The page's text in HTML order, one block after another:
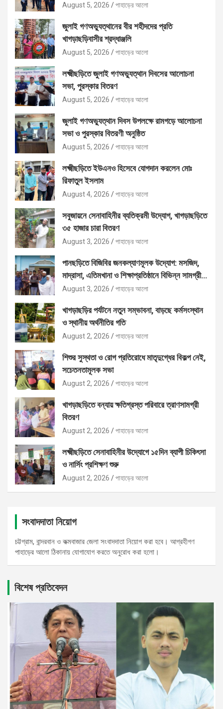
August 5, 2026 পাহাড়ের আলো
জুলাই গণঅভ্যুত্থানের বীর শহীদদের প্রতি
খাগড়াছড়িবাসীর শ্রদ্ধাঞ্জলি
August 5, 2026 পাহাড়ের আলো
লক্ষ্মীছড়িতে জুলাই গণঅভ্যুত্থান দিবসের আলোচনা
সভা, পুরস্কার বিতরণ
August 5, 2026 পাহাড়ের আলো
জুলাই গণঅভ্যুত্থান দিবস উপলক্ষে রামগড়ে আলোচনা
সভা ও পুরস্কার বিতরণী অনুষ্ঠিত
August 5, 2026 পাহাড়ের আলো
লক্ষ্মীছড়িতে ইউএনও হিসেবে যোগদান করলেন মোঃ
রিফাতুল ইসলাম
August 4, 2026 পাহাড়ের আলো
সবুজায়নে সেনাবাহিনীর ব্যতিক্রমী উদ্যোগ, খাগড়াছড়িতে
৩৫ হাজার চারা বিতরণ
August 3, 2026 পাহাড়ের আলো
পানছড়িতে বিজিবির জনকল্যাণমূলক উদ্যোগ: মসজিদ,
মাদ্রাসা, এতিমখানা ও শিক্ষাপ্রতিষ্ঠানে বিভিন্ন সামগ্রী
বিতরণ
August 3, 2026 পাহাড়ের আলো
খাগড়াছড়ির পর্যটনে নতুন সম্ভাবনা, বাড়ছে কর্মসংস্থান
ও স্থানীয় অর্থনীতির গতি
August 2, 2026 পাহাড়ের আলো
শিশুর সুস্থতা ও রোগ প্রতিরোধে মাতৃদুগ্ধের বিকল্প নেই,
সচেতনতামূলক সভা
August 2, 2026 পাহাড়ের আলো
খাগড়াছড়িতে বন্যায় ক্ষতিগ্রস্ত পরিবারে ত্রাণসামগ্রী
বিতরণ
August 2, 2026 পাহাড়ের আলো
লক্ষ্মীছড়িতে সেনাবাহিনীর উদ্যোগে ১৫দিন ব্যাপী চিকিৎসা
ও নার্সিং প্রশিক্ষণ শুরু
August 2, 2026 পাহাড়ের আলো
সংবাদদাতা নিয়োগ
চট্টগ্রাম, বান্দরবান ও কক্মবাজার জেলা সংবাদদাতা নিয়োগ করা হবে। আগ্রহীগণ
পাহাড়ের আলো ঠিকানায় যোগাযোগ করতে অনুরোধ করা হলো।
বিশেষ প্রতিবেদন